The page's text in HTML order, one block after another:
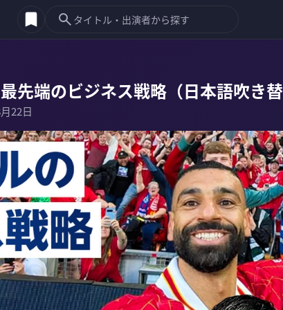
先端のビジネス戦略（日本語吹き
22日